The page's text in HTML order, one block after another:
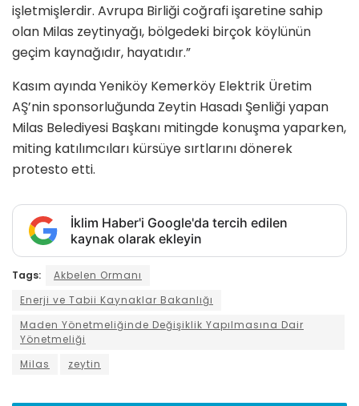
işletmişlerdir. Avrupa Birliği coğrafi işaretine sahip
olan Milas zeytinyağı, bölgedeki birçok köylünün
geçim kaynağıdır, hayatıdır.”
Kasım ayında Yeniköy Kemerköy Elektrik Üretim
AŞ’nin sponsorluğunda Zeytin Hasadı Şenliği yapan
Milas Belediyesi Başkanı mitingde konuşma yaparken,
miting katılımcıları kürsüye sırtlarını dönerek
protesto etti.
İklim Haber'i Google'da tercih edilen
kaynak olarak ekleyin
Tags:
Akbelen Ormanı
Enerji ve Tabii Kaynaklar Bakanlığı
Maden Yönetmeliğinde Değişiklik Yapılmasına Dair
Yönetmeliği
Milas
zeytin